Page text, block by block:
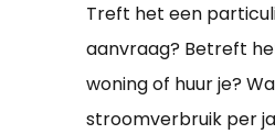
Treft het een
aanvraag? Betreft
woning of huur je?
stroomverbruik per